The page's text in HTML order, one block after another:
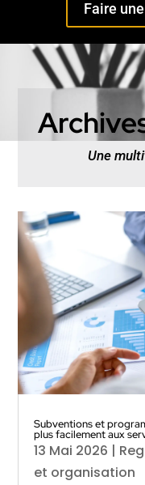
Faire
Une
Subventions et
plus facilement aux
13 Mai 2026 |
et organisation